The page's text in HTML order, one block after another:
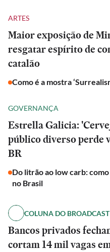
ARTES
Maior exposição de
resgatar espírito de
catalão
Como é a mostra
GOVERNANÇA
Estrella Galicia:
público diverso perde
BR
Do litrão ao low carb:
no Brasil
COLUNA DO BROADCAST
Bancos privados
cortam 14 mil vagas